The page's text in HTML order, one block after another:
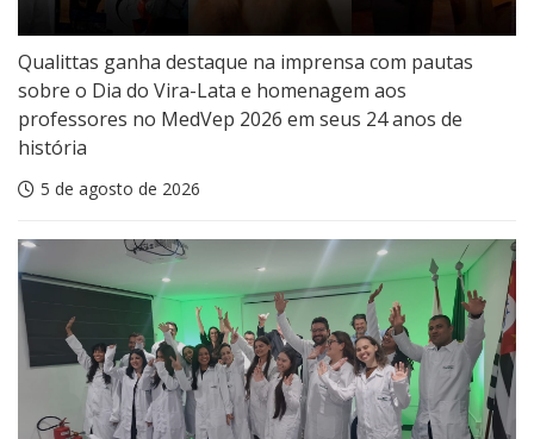
Qualittas ganha destaque na imprensa com pautas
sobre o Dia do Vira-Lata e homenagem aos
professores no MedVep 2026 em seus 24 anos de
história
5 de agosto de 2026